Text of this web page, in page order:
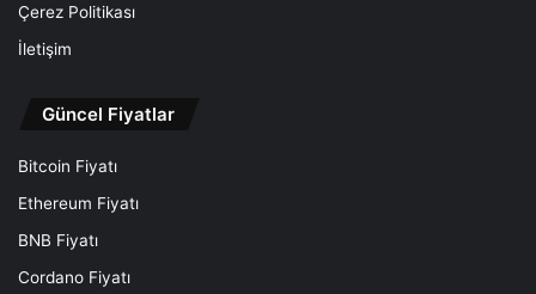
Çerez Politikası
İletişim
Güncel Fiyatlar
Bitcoin Fiyatı
Ethereum Fiyatı
BNB Fiyatı
Cordano Fiyatı